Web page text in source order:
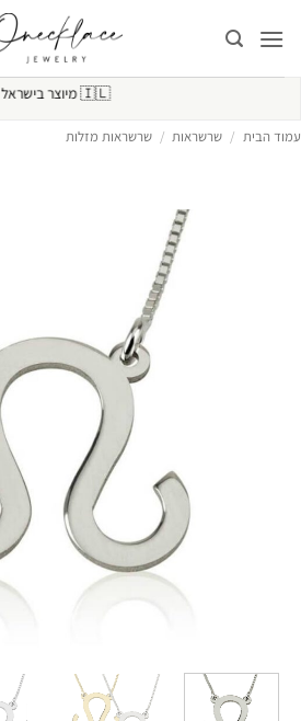
🇮🇱מיוצר בישראל
עמוד הבית / שרשראות / שרשראות מזלות